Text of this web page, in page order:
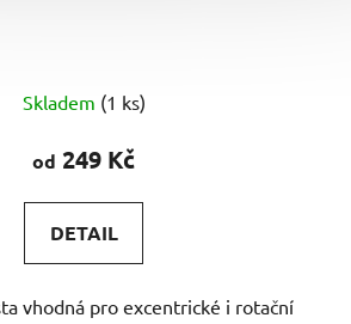
hodnocení
produktu
4,8
z
hvězdiček.
Skladem (1 ks)
od 249 Kč
DETAIL
vhodná pro excentrické i rotační